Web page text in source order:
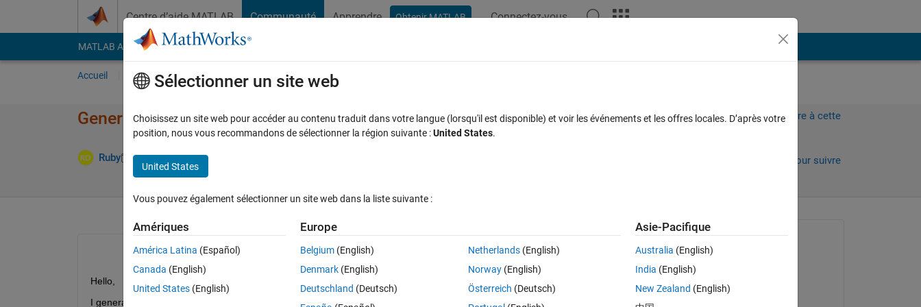
Centre d’aide MATLAB Communauté Apprendre Obtenir MATLAB Connectez-vous
MATLAB Answers File Exchange Cody
Accueil Poser une question Parcourir
Generating random numbers from normal distribution
Ruby 25 Juin 2013 6 Réponses
Connectez-vous pour répondre à cette
Connectez-vous pour suivre
Hello,
I generated random numbers from normal distribution for a parameter that has typical values within the range 0.0 to 0.4. The
Ruby
le 25 Juin 2013
Sélectionner un site web
Choisissez un site web pour accéder au contenu traduit dans votre langue (lorsqu'il est disponible) et voir les événements et les offres locales. D’après votre
position, nous vous recommandons de sélectionner la région suivante :United States.
United States
Vous pouvez également sélectionner un site web dans la liste suivante :
Amériques
América Latina (Español)
Canada (English)
United States (English)
Europe
Belgium (English)
Denmark (English)
Deutschland (Deutsch)
Netherlands(English)
Norway(English)
Österreich (Deutsch)
Asie-Pacifique
Australia (English)
India (English)
New Zealand (English)